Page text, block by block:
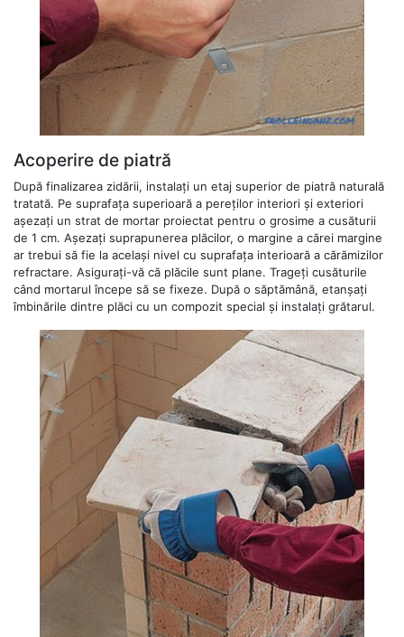
Acoperire de piatră
După finalizarea zidării, instalați un etaj superior de piatră naturală
tratată. Pe suprafața superioară a pereților interiori și exteriori
așezați un strat de mortar proiectat pentru o grosime a cusăturii
de 1 cm. Așezați suprapunerea plăcilor, o margine a cărei margine
ar trebui să fie la același nivel cu suprafața interioară a cărămizilor
refractare. Asigurați-vă că plăcile sunt plane. Trageți cusăturile
când mortarul începe să se fixeze. După o săptămână, etanșați
îmbinările dintre plăci cu un compozit special și instalați grătarul.